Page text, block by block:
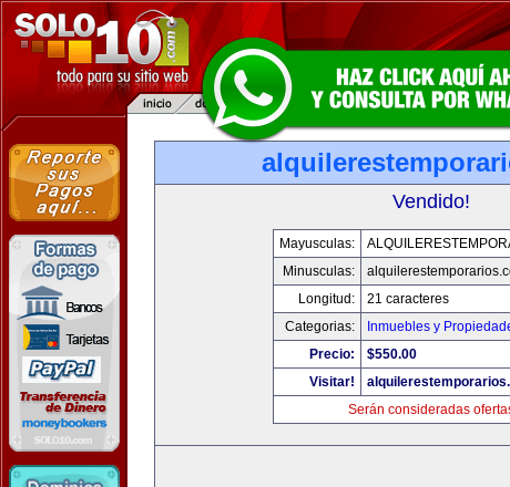
Vendido!
Mayusculas:
Minusculas:
Longitud:
21 caracteres
Categorias:
Inmuebles y
Precio:
$550.00
Visitar!
Serán consideradas